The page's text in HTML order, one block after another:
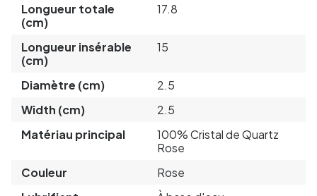
Longueur totale
(cm)
17.8
Longueur insérable
(cm)
15
Diamètre (cm)
2.5
Width (cm)
2.5
Matériau principal
100% Cristal de Quartz
Rose
Couleur
Rose